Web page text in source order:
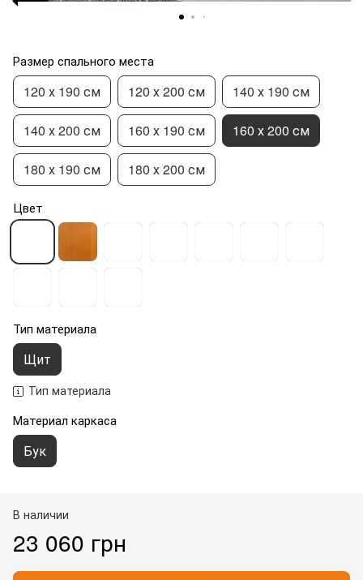
Размер спального места
120 х 190 см 120 х 200 см 140 х 190 см
140 х 200 см 160 х 190 см 160 х 200 см
180 х 190 см 180 х 200 см
Цвет
Тип материала
Щит
Тип материала
Материал каркаса
Бук
В наличии
23 060 грн